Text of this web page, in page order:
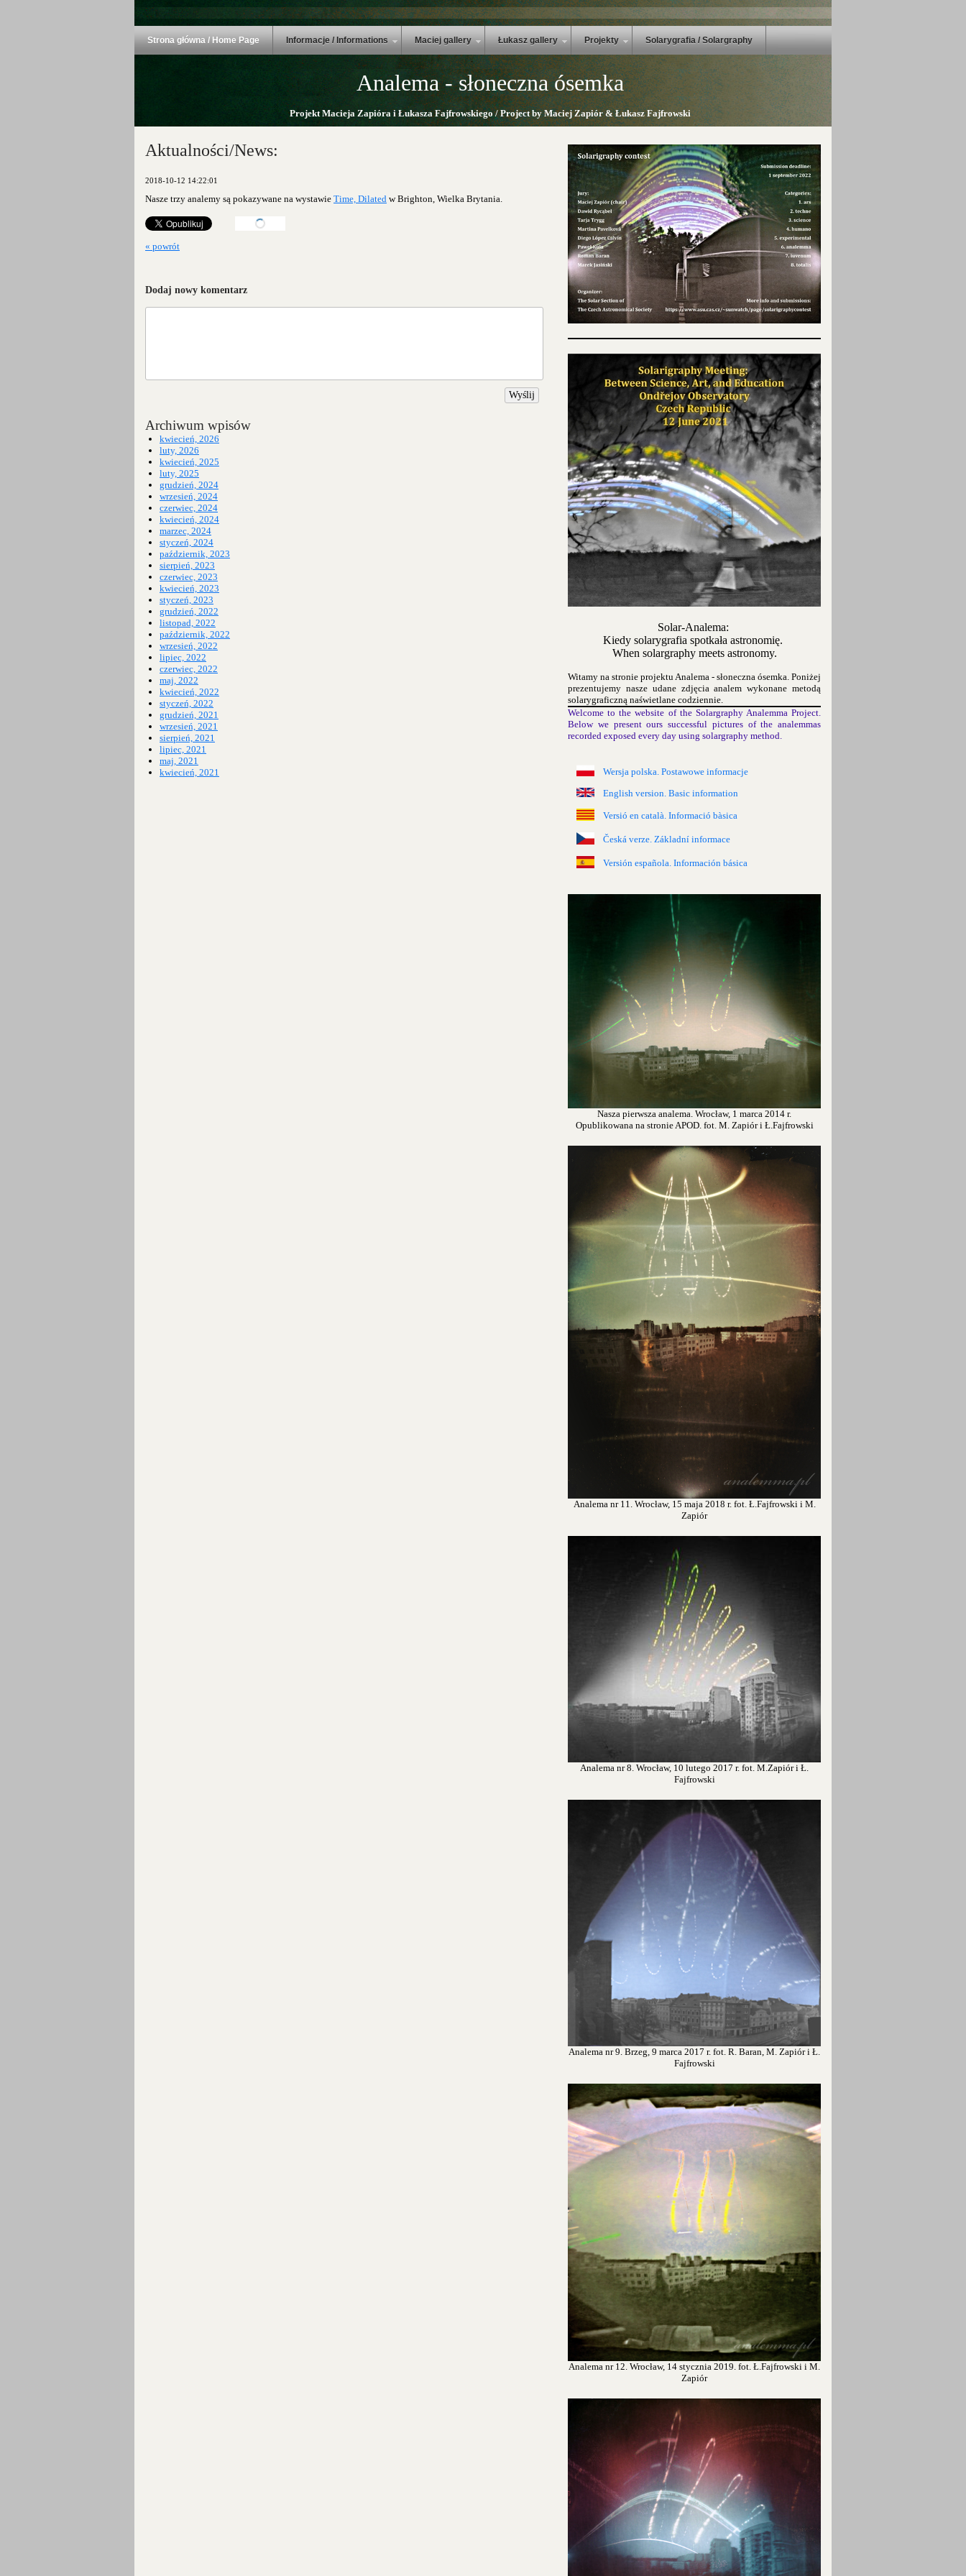
Strona główna / Home Page Informacje / Informations Maciej gallery Łukasz gallery Projekty Solarygrafia / Solargraphy
Analema - słoneczna ósemka
Projekt Macieja Zapióra i Łukasza Fajfrowskiego / Project by Maciej Zapiór & Łukasz Fajfrowski
Aktualności/News:
2018-10-12 14:22:01
Nasze trzy analemy są pokazywane na wystawie Time, Dilated w Brighton, Wielka Brytania.
« powrót
Dodaj nowy komentarz
Wyślij
Archiwum wpisów
kwiecień, 2026
luty, 2026
kwiecień, 2025
luty, 2025
grudzień, 2024
wrzesień, 2024
czerwiec, 2024
kwiecień, 2024
marzec, 2024
styczeń, 2024
październik, 2023
sierpień, 2023
czerwiec, 2023
kwiecień, 2023
styczeń, 2023
grudzień, 2022
listopad, 2022
październik, 2022
wrzesień, 2022
lipiec, 2022
czerwiec, 2022
maj, 2022
kwiecień, 2022
styczeń, 2022
grudzień, 2021
wrzesień, 2021
sierpień, 2021
lipiec, 2021
maj, 2021
kwiecień, 2021
Solar-Analema:
Kiedy solarygrafia spotkała astronomię.
When solargraphy meets astronomy.
Witamy na stronie projektu Analema - słoneczna ósemka. Poniżej
prezentujemy nasze udane zdjęcia analem wykonane metodą
solarygraficzną naświetlane codziennie.
Welcome to the website of the Solargraphy Analemma Project.
Below we present ours successful pictures of the analemmas
recorded exposed every day using solargraphy method.
Wersja polska. Postawowe informacje
English version. Basic information
Versió en català. Informació bàsica
Česká verze. Základní informace
Versión española. Información básica
Nasza pierwsza analema. Wrocław, 1 marca 2014 r.
Opublikowana na stronie APOD. fot. M. Zapiór i Ł.Fajfrowski
Analema nr 11. Wrocław, 15 maja 2018 r. fot. Ł.Fajfrowski i M.
Zapiór
Analema nr 8. Wrocław, 10 lutego 2017 r. fot. M.Zapiór i Ł.
Fajfrowski
Analema nr 9. Brzeg, 9 marca 2017 r. fot. R. Baran, M. Zapiór i Ł.
Fajfrowski
Analema nr 12. Wrocław, 14 stycznia 2019. fot. Ł.Fajfrowski i M.
Zapiór